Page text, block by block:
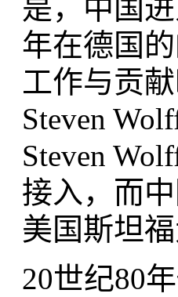
是，中国
年在德国
工作与贡
Steven
Steven
接入，而
美国斯坦
20世纪80